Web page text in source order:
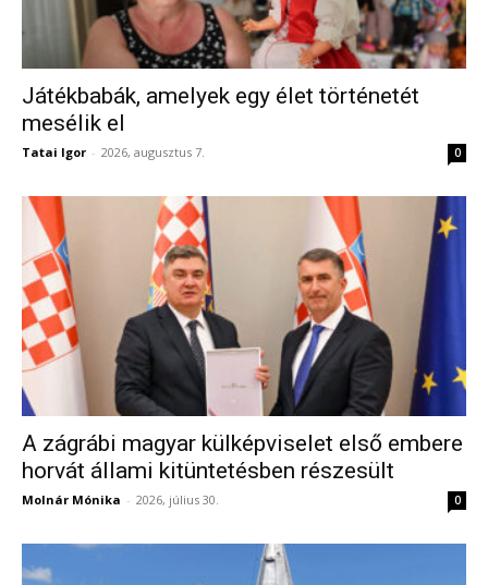
Játékbabák, amelyek egy élet történetét
mesélik el
Tatai Igor - 2026, augusztus 7. 0
A zágrábi magyar külképviselet első embere
horvát állami kitüntetésben részesült
Molnár Mónika - 2026, július 30. 0